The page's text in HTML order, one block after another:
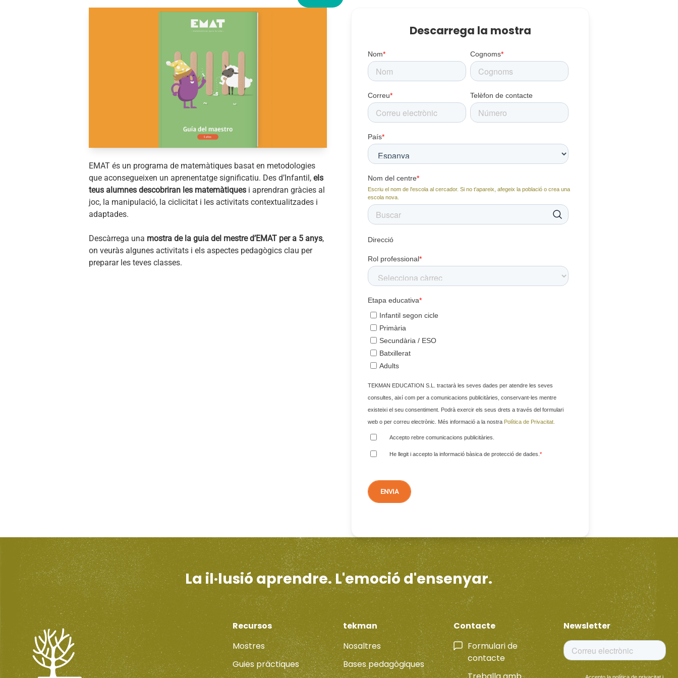
EMAT és un programa de matemàtiques basat en metodologies
que aconsegueixen un aprenentatge significatiu. Des d’Infantil, els
teus alumnes descobriran les matemàtiques i aprendran gràcies al
joc, la manipulació, la ciclicitat i les activitats contextualitzades i
adaptades.
Descàrrega una mostra de la guia del mestre d’EMAT per a 5 anys,
on veuràs algunes activitats i els aspectes pedagògics clau per
preparar les teves classes.
Descarrega la mostra
Nom* Cognoms*
Correu* Telèfon de contacte
País*
Nom del centre*
Escriu el nom de l'escola al cercador. Si no t'apareix, afegeix la població o crea una
escola nova.
Direcció
Rol professional*
Etapa educativa*
Infantil segon cicle
Primària
Secundària / ESO
Batxillerat
Adults
TEKMAN EDUCATION S.L. tractarà les seves dades per atendre les seves
consultes, així com per a comunicacions publicitàries, conservant-les mentre
existeixi el seu consentiment. Podrà exercir els seus drets a través del formulari
web o per correu electrònic. Més informació a la nostra Política de Privacitat.
Accepto rebre comunicacions publicitàries.
He llegit i accepto la informació bàsica de protecció de dades. *
La il·lusió aprendre. L'emoció d'ensenyar.
Recursos
Mostres
Guies pràctiques
tekman
Nosaltres
Bases pedagògiques
Contacte
Formulari de
contacte
Newsletter